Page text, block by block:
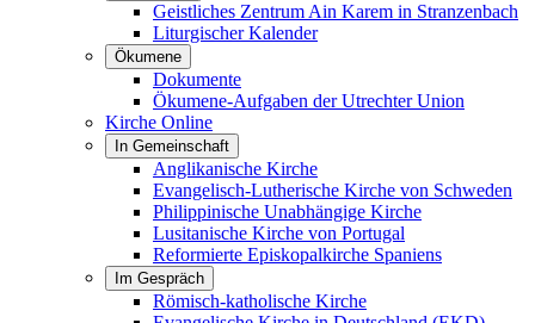
Geistliches Zentrum Ain Karem in Stranzenbach
Liturgischer Kalender
Ökumene
Dokumente
Ökumene-Aufgaben der Utrechter Union
Kirche Online
In Gemeinschaft
Anglikanische Kirche
Evangelisch-Lutherische Kirche von Schweden
Philippinische Unabhängige Kirche
Lusitanische Kirche von Portugal
Reformierte Episkopalkirche Spaniens
Im Gespräch
Römisch-katholische Kirche